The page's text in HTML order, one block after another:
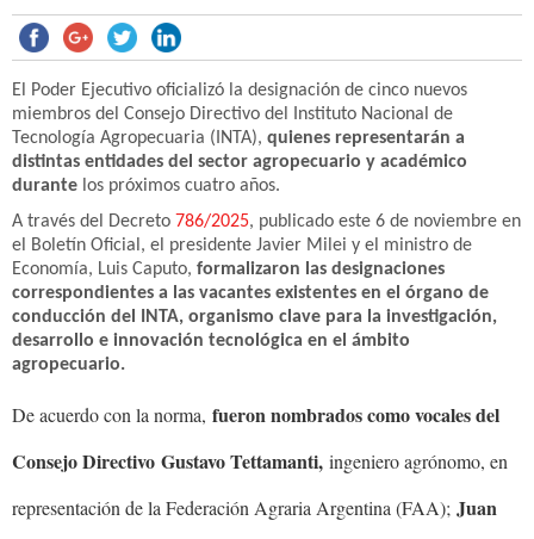
El Poder Ejecutivo oficializó la designación de cinco nuevos
miembros del Consejo Directivo del Instituto Nacional de
Tecnología Agropecuaria (INTA), quienes representarán a
distintas entidades del sector agropecuario y académico
durante los próximos cuatro años.
A través del Decreto 786/2025, publicado este 6 de noviembre en
el Boletín Oficial, el presidente Javier Milei y el ministro de
Economía, Luis Caputo, formalizaron las designaciones
correspondientes a las vacantes existentes en el órgano de
conducción del INTA, organismo clave para la investigación,
desarrollo e innovación tecnológica en el ámbito
agropecuario.
De acuerdo con la norma, fueron nombrados como vocales del
Consejo Directivo Gustavo Tettamanti, ingeniero agrónomo, en
representación de la Federación Agraria Argentina (FAA); Juan